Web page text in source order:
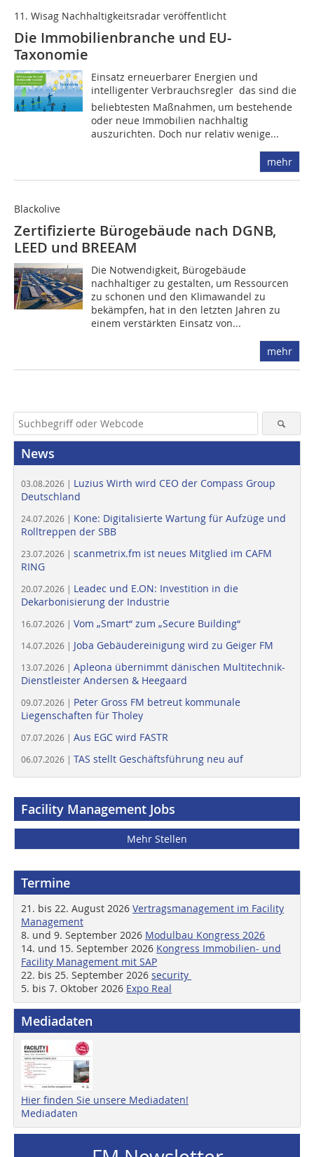
11. Wisag Nachhaltigkeitsradar veröffentlicht
Die Immobilienbranche und EU-
Taxonomie
Einsatz erneuerbarer Energien und
intelligenter Verbrauchsregler  das sind die
beliebtesten Maßnahmen, um bestehende
oder neue Immobilien nachhaltig
auszurichten. Doch nur relativ wenige...
mehr
Blackolive
Zertifizierte Bürogebäude nach DGNB,
LEED und BREEAM
Die Notwendigkeit, Bürogebäude
nachhaltiger zu gestalten, um Ressourcen
zu schonen und den Klimawandel zu
bekämpfen, hat in den letzten Jahren zu
einem verstärkten Einsatz von...
mehr
News
03.08.2026 | Luzius Wirth wird CEO der Compass Group
Deutschland
24.07.2026 | Kone: Digitalisierte Wartung für Aufzüge und
Rolltreppen der SBB
23.07.2026 | scanmetrix.fm ist neues Mitglied im CAFM
RING
20.07.2026 | Leadec und E.ON: Investition in die
Dekarbonisierung der Industrie
16.07.2026 | Vom „Smart“ zum „Secure Building“
14.07.2026 | Joba Gebäudereinigung wird zu Geiger FM
13.07.2026 | Apleona übernimmt dänischen Multitechnik-
Dienstleister Andersen & Heegaard
09.07.2026 | Peter Gross FM betreut kommunale
Liegenschaften für Tholey
07.07.2026 | Aus EGC wird FASTR
06.07.2026 | TAS stellt Geschäftsführung neu auf
Facility Management Jobs
Mehr Stellen
Termine
21. bis 22. August 2026 Vertragsmanagement im Facility
Management
8. und 9. September 2026 Modulbau Kongress 2026
14. und 15. September 2026 Kongress Immobilien- und
Facility Management mit SAP
22. bis 25. September 2026 security
5. bis 7. Oktober 2026 Expo Real
Mediadaten
Hier finden Sie unsere Mediadaten!
Mediadaten